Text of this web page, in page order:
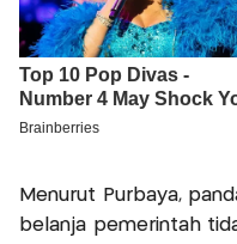
Menurut Purbaya,
belanja pemerintah